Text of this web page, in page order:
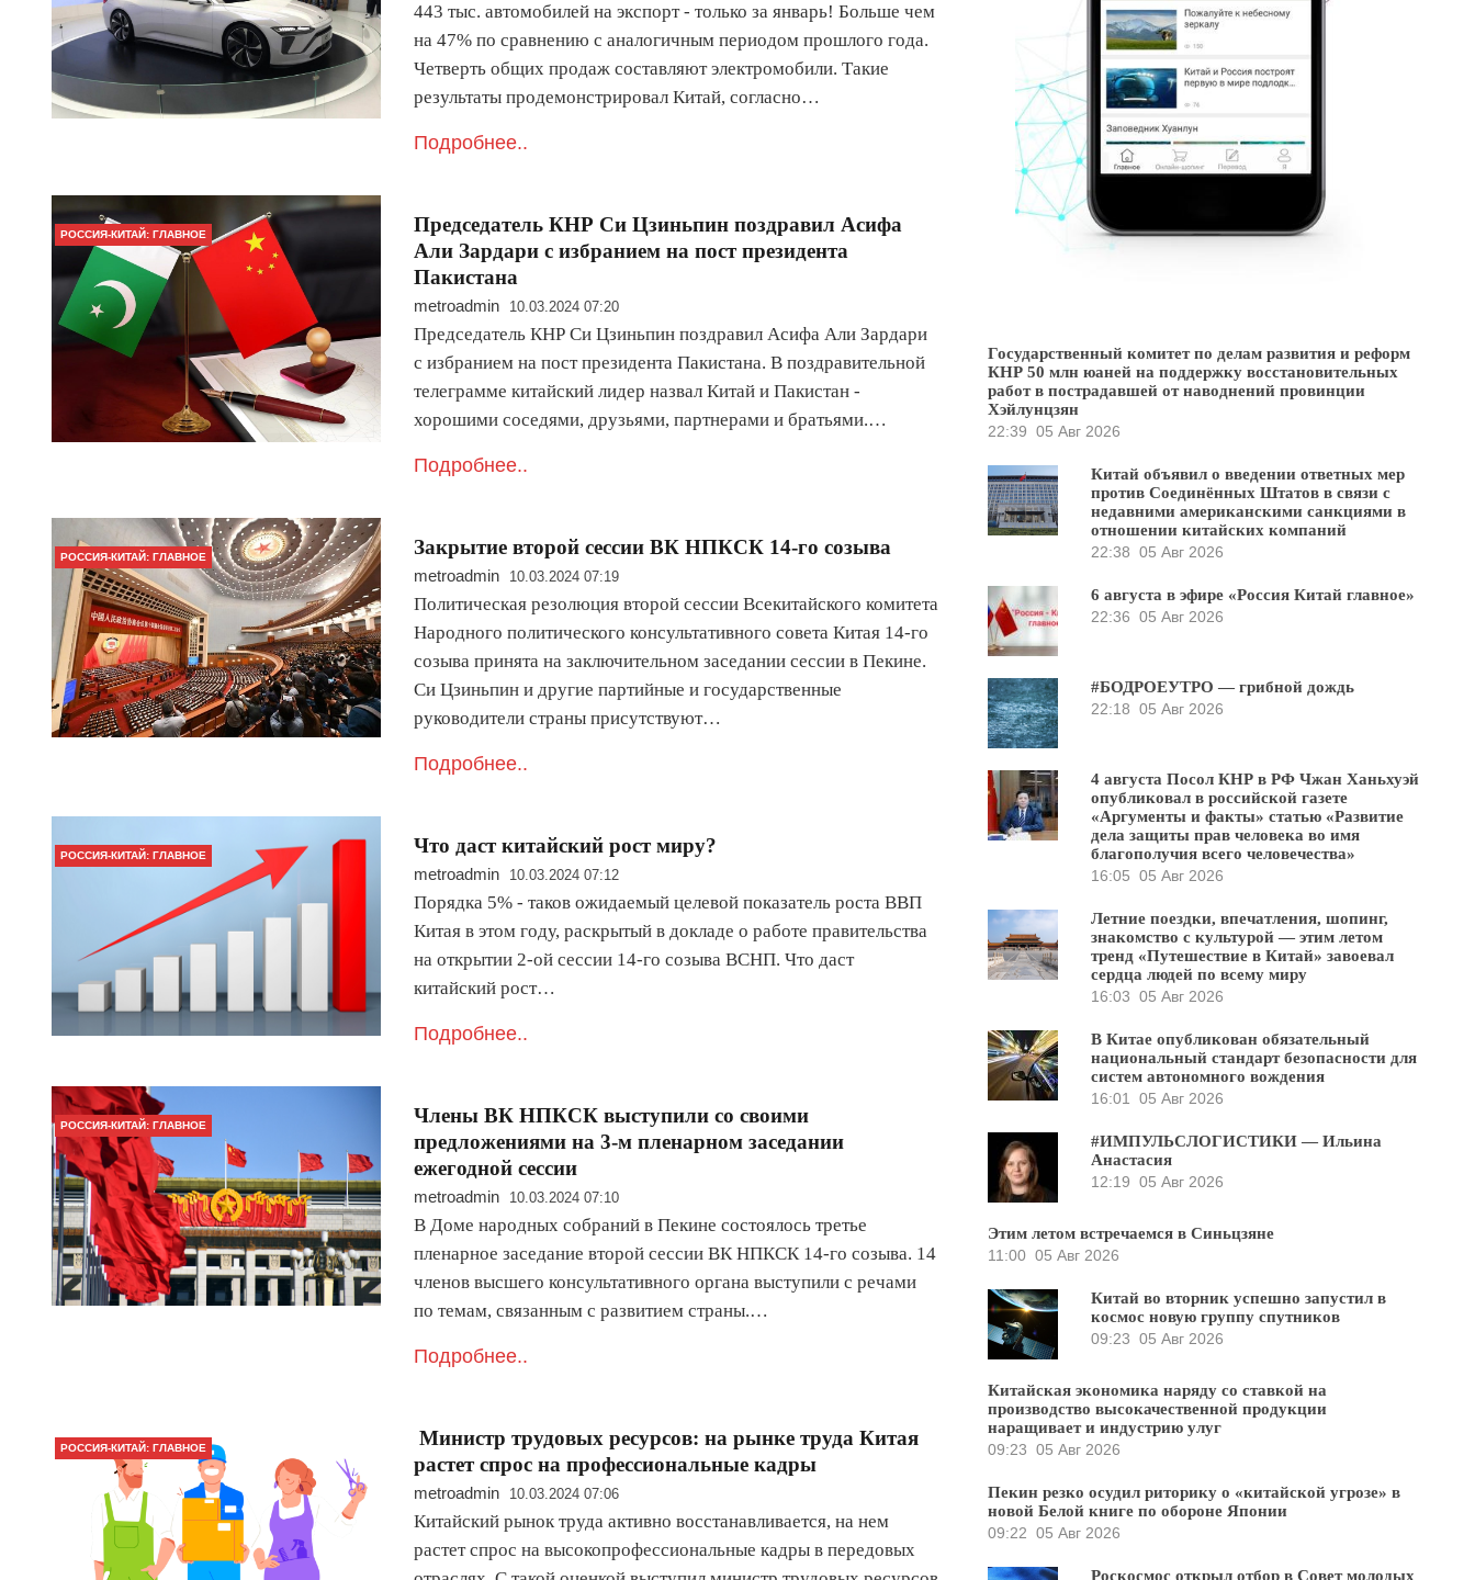
443 тыс. автомобилей на экспорт - только за январь! Больше чем
на 47% по сравнению с аналогичным периодом прошлого года.
Четверть общих продаж составляют электромобили. Такие
результаты продемонстрировал Китай, согласно…
Подробнее..
РОССИЯ-КИТАЙ: ГЛАВНОЕ
Председатель КНР Си Цзиньпин поздравил Асифа
Али Зардари с избранием на пост президента
Пакистана
metroadmin 10.03.2024 07:20
Председатель КНР Си Цзиньпин поздравил Асифа Али Зардари
с избранием на пост президента Пакистана. В поздравительной
телеграмме китайский лидер назвал Китай и Пакистан -
хорошими соседями, друзьями, партнерами и братьями.…
Подробнее..
РОССИЯ-КИТАЙ: ГЛАВНОЕ Закрытие второй сессии ВК НПКСК 14-го созыва
metroadmin 10.03.2024 07:19
Политическая резолюция второй сессии Всекитайского комитета
Народного политического консультативного совета Китая 14-го
созыва принята на заключительном заседании сессии в Пекине.
Си Цзиньпин и другие партийные и государственные
руководители страны присутствуют…
Подробнее..
РОССИЯ-КИТАЙ: ГЛАВНОЕ Что даст китайский рост миру?
metroadmin 10.03.2024 07:12
Порядка 5% - таков ожидаемый целевой показатель роста ВВП
Китая в этом году, раскрытый в докладе о работе правительства
на открытии 2-ой сессии 14-го созыва ВСНП. Что даст
китайский рост…
Подробнее..
РОССИЯ-КИТАЙ: ГЛАВНОЕ
Члены ВК НПКСК выступили со своими
предложениями на 3-м пленарном заседании
ежегодной сессии
metroadmin 10.03.2024 07:10
В Доме народных собраний в Пекине состоялось третье
пленарное заседание второй сессии ВК НПКСК 14-го созыва. 14
членов высшего консультативного органа выступили с речами
по темам, связанным с развитием страны.…
Подробнее..
РОССИЯ-КИТАЙ: ГЛАВНОЕ
Министр трудовых ресурсов: на рынке труда Китая
растет спрос на профессиональные кадры
metroadmin 10.03.2024 07:06
Китайский рынок труда активно восстанавливается, на нем
растет спрос на высокопрофессиональные кадры в передовых
Государственный комитет по делам развития и реформ
КНР 50 млн юаней на поддержку восстановительных
работ в пострадавшей от наводнений провинции
Хэйлунцзян
22:39 05 Авг 2026
Китай объявил о введении ответных мер
против Соединённых Штатов в связи с
недавними американскими санкциями в
отношении китайских компаний
22:38 05 Авг 2026
6 августа в эфире «Россия Китай главное»
22:36 05 Авг 2026
#БОДРОЕУТРО — грибной дождь
22:18 05 Авг 2026
4 августа Посол КНР в РФ Чжан Ханьхуэй
опубликовал в российской газете
«Аргументы и факты» статью «Развитие
дела защиты прав человека во имя
благополучия всего человечества»
16:05 05 Авг 2026
Летние поездки, впечатления, шопинг,
знакомство с культурой — этим летом
тренд «Путешествие в Китай» завоевал
сердца людей по всему миру
16:03 05 Авг 2026
В Китае опубликован обязательный
национальный стандарт безопасности для
систем автономного вождения
16:01
05 Авг 2026
#ИМПУЛЬСЛОГИСТИКИ — Ильина
Анастасия
12:19 05 Авг 2026
Этим летом встречаемся в Синьцзяне
11:00 05 Авг 2026
Китай во вторник успешно запустил в
космос новую группу спутников
09:23 05 Авг 2026
Китайская экономика наряду со ставкой на
производство высокачественной продукции
наращивает и индустрию улуг
09:23 05 Авг 2026
Пекин резко осудил риторику о «китайской угрозе» в
новой Белой книге по обороне Японии
09:22 05 Авг 2026
Роскосмос открыл отбор в Совет молодых